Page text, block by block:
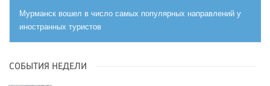
Мурманск вошел в число самых популярных направлений у
иностранных туристов
СОБЫТИЯ НЕДЕЛИ